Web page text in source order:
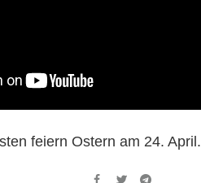
feiern Ostern am 24. April.